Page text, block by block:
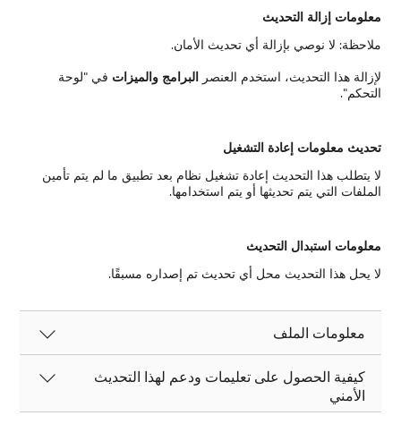
معلومات إزالة التحديث
ملاحظة: لا نوصي بإزالة أي تحديث الأمان.
لإزالة هذا التحديث، استخدم العنصرالبرامج والميزات في "لوحة
التحكم".
تحديث معلومات إعادة التشغيل
لا يتطلب هذا التحديث إعادة تشغيل نظام بعد تطبيق ما لم يتم تأمين
الملفات التي يتم تحديثها أو يتم استخدامها.
معلومات استبدال التحديث
لا يحل هذا التحديث محل أي تحديث تم إصداره مسبقًا.
معلومات الملف
كيفية الحصول على تعليمات ودعم لهذا التحديث
الأمني